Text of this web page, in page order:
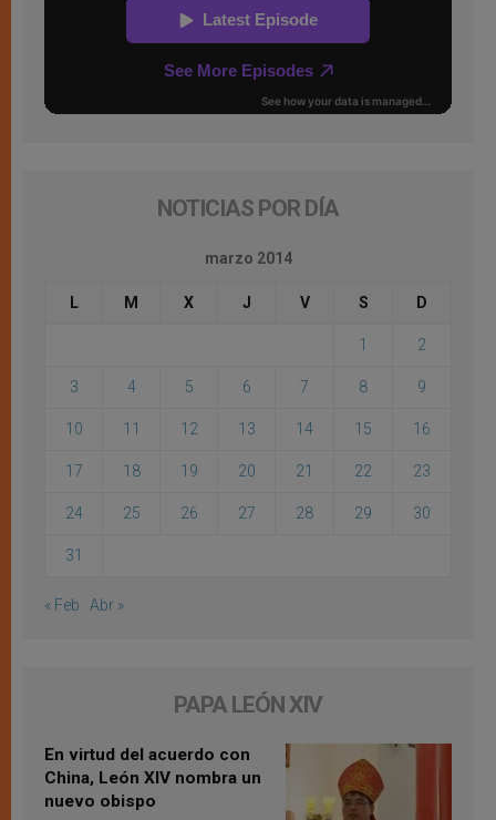
NOTICIAS POR DÍA
marzo 2014
L M X J V S D
1 2
3 4 5 6 7 8 9
10 11 12 13 14 15 16
17 18 19 20 21 22 23
24 25 26 27 28 29 30
31
« Feb Abr »
PAPA LEÓN XIV
En virtud del acuerdo con
China, León XIV nombra un
nuevo obispo